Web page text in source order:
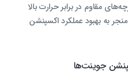
مقاوم در برابر حرارت بالا
به بهبود عملکرد اکسپنشن
جوینت‌ها